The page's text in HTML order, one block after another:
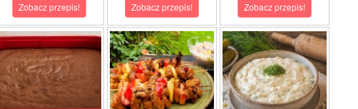
Zobacz przepis! Zobacz przepis! Zobacz przepis!